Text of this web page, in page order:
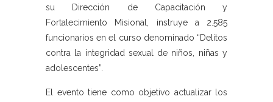
su Dirección de Capacitación y
Fortalecimiento Misional, instruye a 2.585
funcionarios en el curso denominado “Delitos
contra la integridad sexual de niños, niñas y
adolescentes”.
El evento tiene como objetivo actualizar los